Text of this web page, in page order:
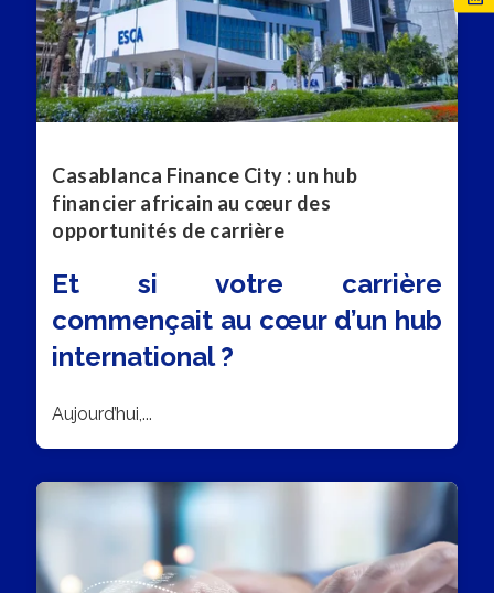
Casablanca Finance City : un hub
financier africain au cœur des
opportunités de carrière
Et si votre carrière
commençait au cœur d’un hub
international ?
Aujourd’hui,...